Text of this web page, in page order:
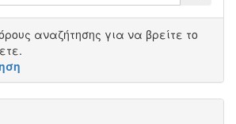
αναζήτησης για να βρείτε το